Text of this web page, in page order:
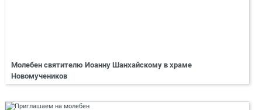
Молебен святителю Иоанну Шанхайскому в храме
Новомучеников